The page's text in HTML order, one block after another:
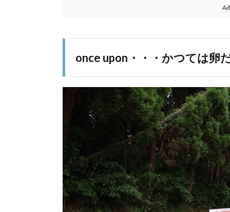
once upon・・・かつては卵